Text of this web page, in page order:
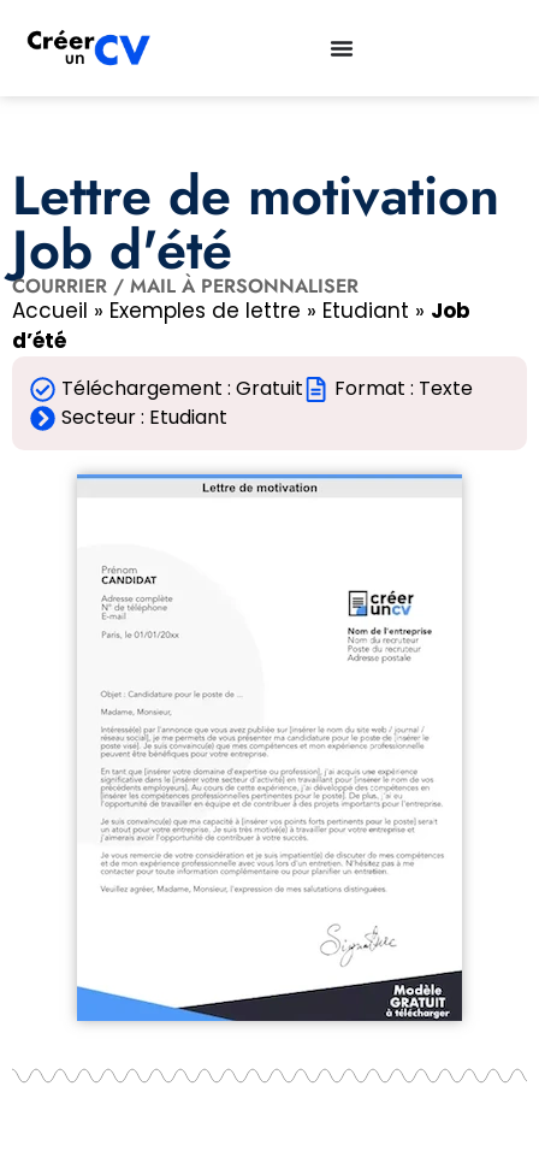
Lettre de motivation
Job d'été
COURRIER / MAIL À PERSONNALISER
Accueil » Exemples de lettre » Etudiant » Job
d’été
Téléchargement : Gratuit
Format : Texte
Secteur : Etudiant